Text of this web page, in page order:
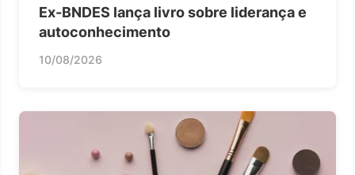
Ex-BNDES lança livro sobre liderança e
autoconhecimento
10/08/2026